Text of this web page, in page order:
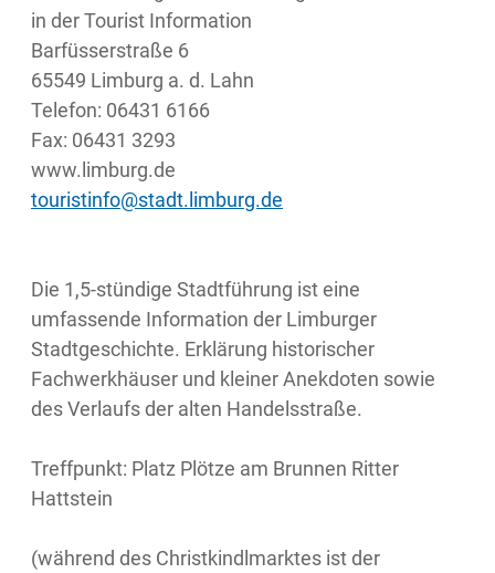
in der Tourist Information
Barfüsserstraße 6
65549 Limburg a. d. Lahn
Telefon: 06431 6166
Fax: 06431 3293
www.limburg.de
touristinfo@stadt.limburg.de
Die 1,5-stündige Stadtführung ist eine
umfassende Information der Limburger
Stadtgeschichte. Erklärung historischer
Fachwerkhäuser und kleiner Anekdoten sowie
des Verlaufs der alten Handelsstraße.
Treffpunkt: Platz Plötze am Brunnen Ritter
Hattstein
(während des Christkindlmarktes ist der